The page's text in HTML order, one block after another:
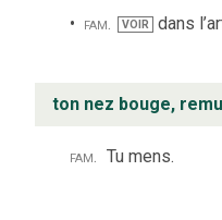
fam.
VOIR dans
ton nez bouge,
fam. Tu mens.